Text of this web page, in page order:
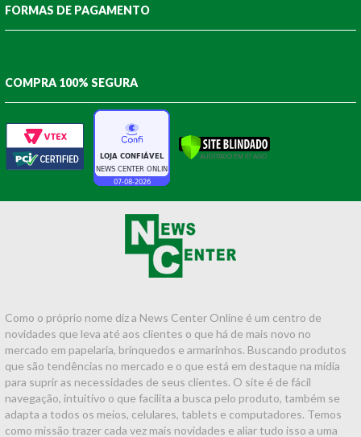
FORMAS DE PAGAMENTO
COMPRA 100% SEGURA
Como o próprio nome diz a News Center Online é um centro de
novidades que leva até aos clientes o que há de mais novo no
mercado em papelaria, brinquedos e armarinhos. Buscando produtos
que são tendências no mercado e o que está em destaque na mídia
para suprir as necessidades de seus clientes. O site é de fácil
navegação, intuitivo o que facilita a busca pelo produto, também se
adapta a todos os meios, celulares, tablets e computadores. Temos
como missão trazer cada vez mais novidades e aliar tudo isso a uma